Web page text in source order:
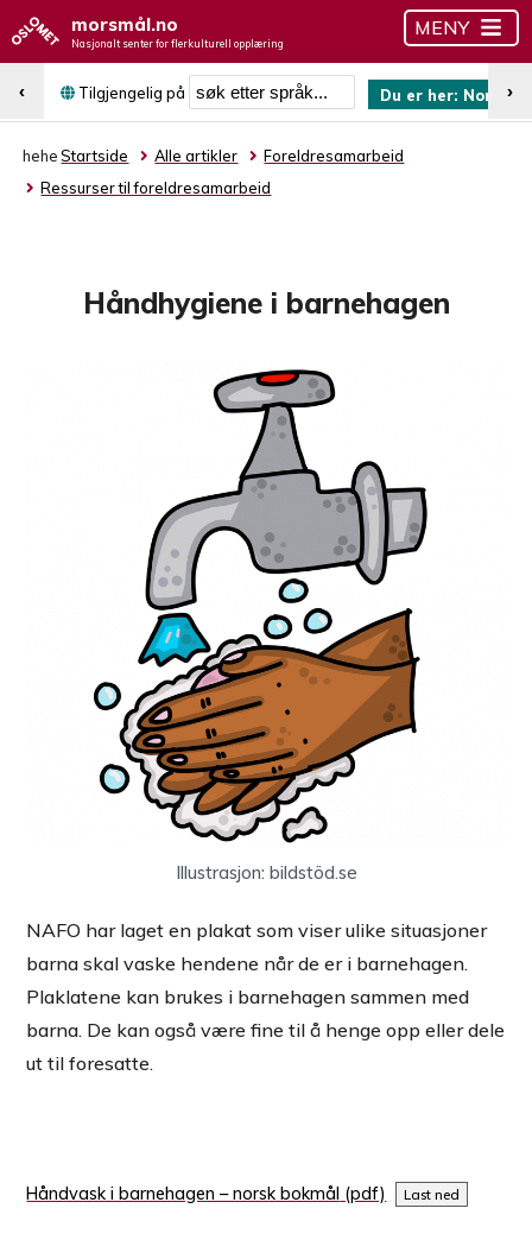
morsmål.no
Nasjonalt senter for flerkulturell opplæring
MENY
Tilgjengelig på
Søk etter språk
Du er her: Norsk
‹ ›
hehe Startside Alle artikler
Foreldresamarbeid
Ressurser til foreldresamarbeid
Håndhygiene i barnehagen
Illustrasjon: bildstöd.se
NAFO har laget en plakat som viser ulike situasjoner
barna skal vaske hendene når de er i barnehagen.
Plaklatene kan brukes i barnehagen sammen med
barna. De kan også være fine til å henge opp eller dele
ut til foresatte.
Håndvask i barnehagen – norsk bokmål Last ned